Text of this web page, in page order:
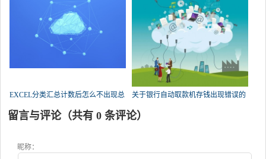
EXCEL分类汇总计数后怎么不出现总
数了？
关于银行自动取款机存钱出现错误的
问题，急！求帮忙？
留言与评论（共有 0 条评论）
昵称：